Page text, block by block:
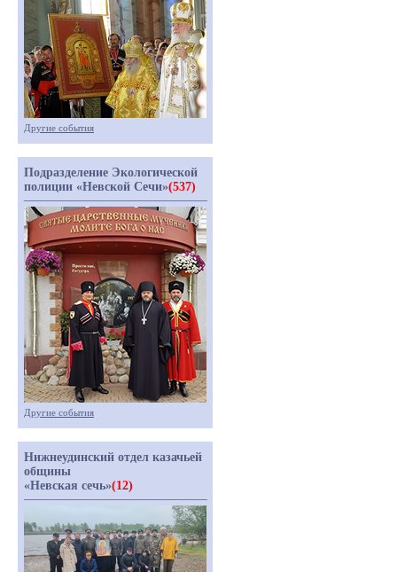
Другие события
Подразделение Экологической
полиции «Невской Сечи»(537)
Другие события
Нижнеудинский отдел казачьей
общины
«Невская сечь»(12)